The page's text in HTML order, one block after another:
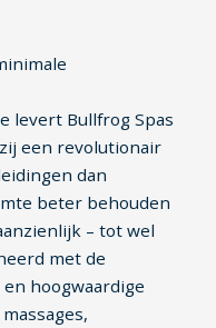
levert Bullfrog Spas
een revolutionair
dan
beter behouden
– tot wel
met de
hoogwaardige